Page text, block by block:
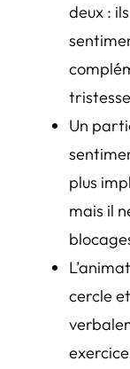
deux :
Un
plus
mais il
cercle